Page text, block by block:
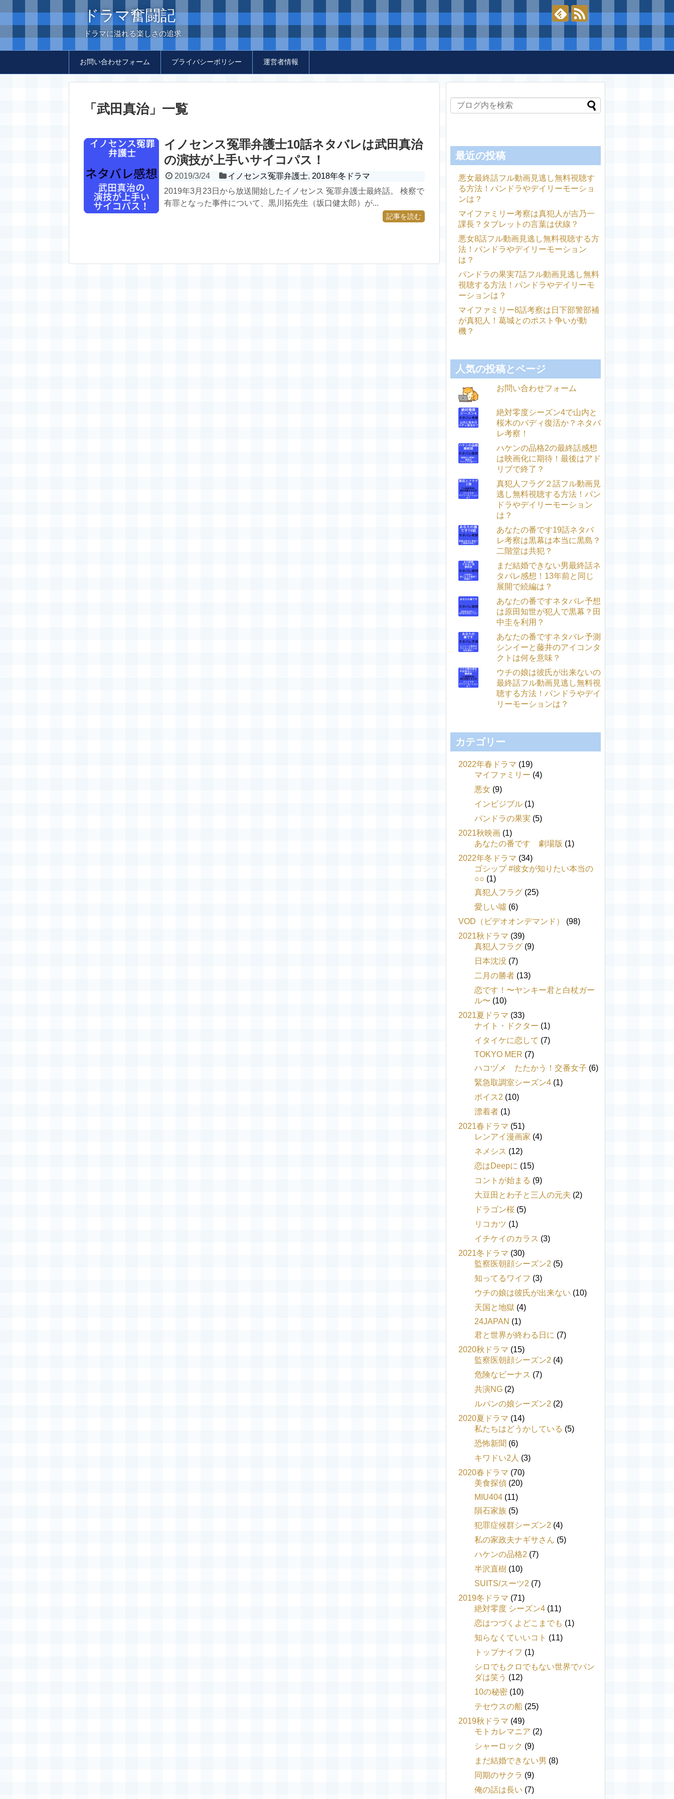
ドラマ奮闘記
ドラマに溢れる楽しさの追求
お問い合わせフォーム プライバシーポリシー 運営者情報
「 武田真治」 一覧
イノセンス冤罪弁護士10話ネタバレは武田真治
の演技が上手いサイコパス！
2019/3/24 イノセンス冤罪弁護士, 2018年冬ドラマ
2019年3月23日から放送開始したイノセンス 冤罪弁護士最終話。 検察で
有罪となった事件について、黒川拓先生（坂口健太郎）が...
記事を読む
最近の投稿
悪女最終話フル動画見逃し無料視聴す
る方法！パンドラやデイリーモーショ
ンは？
マイファミリー考察は真犯人が吉乃一
課長？タブレットの言葉は伏線？
悪女8話フル動画見逃し無料視聴する方
法！パンドラやデイリーモーション
は？
パンドラの果実7話フル動画見逃し無料
視聴する方法！パンドラやデイリーモ
ーションは？
マイファミリー8話考察は日下部警部補
が真犯人！葛城とのポスト争いが動
機？
人気の投稿とページ
お問い合わせフォーム
絶対零度シーズン4で山内と
桜木のバディ復活か？ネタバ
レ考察！
ハケンの品格2の最終話感想
は映画化に期待！最後はアド
リブで終了？
真犯人フラグ２話フル動画見
逃し無料視聴する方法！パン
ドラやデイリーモーション
は？
あなたの番です19話ネタバ
レ考察は黒幕は本当に黒島？
二階堂は共犯？
まだ結婚できない男最終話ネ
タバレ感想！13年前と同じ
展開で続編は？
あなたの番ですネタバレ予想
は原田知世が犯人で黒幕？田
中圭を利用？
あなたの番ですネタバレ予測
シンイーと藤井のアイコンタ
クトは何を意味？
ウチの娘は彼氏が出来ないの
最終話フル動画見逃し無料視
聴する方法！パンドラやデイ
リーモーションは？
カテゴリー
2022年春ドラマ (19)
マイファミリー (4)
悪女 (9)
インビジブル (1)
パンドラの果実 (5)
2021秋映画 (1)
あなたの番です 劇場版 (1)
2022年冬ドラマ (34)
ゴシップ #彼女が知りたい本当の
○○ (1)
真犯人フラグ (25)
愛しい噓 (6)
VOD（ビデオオンデマンド）
(98)
2021秋ドラマ (39)
真犯人フラグ (9)
日本沈没 (7)
二月の勝者 (13)
恋です！〜ヤンキー君と白杖ガー
ル〜 (10)
2021夏ドラマ (33)
ナイト・ドクター (1)
イタイケに恋して (7)
TOKYO MER (7)
ハコヅメ たたかう！交番女子 (6)
緊急取調室シーズン4 (1)
ボイス2 (10)
漂着者 (1)
2021春ドラマ (51)
レンアイ漫画家 (4)
ネメシス (12)
恋はDeepに (15)
コントが始まる (9)
大豆田とわ子と三人の元夫 (2)
ドラゴン桜 (5)
リコカツ (1)
イチケイのカラス (3)
2021冬ドラマ (30)
監察医朝顔シーズン2 (5)
知ってるワイフ (3)
ウチの娘は彼氏が出来ない (10)
天国と地獄 (4)
24JAPAN (1)
君と世界が終わる日に (7)
2020秋ドラマ (15)
監察医朝顔シーズン2 (4)
危険なビーナス (7)
共演NG (2)
ルパンの娘シーズン2 (2)
2020夏ドラマ (14)
私たちはどうかしている (5)
恐怖新聞 (6)
キワドい2人 (3)
2020春ドラマ (70)
美食探偵 (20)
MIU404 (11)
隕石家族 (5)
犯罪症候群シーズン2 (4)
私の家政夫ナギサさん (5)
ハケンの品格2 (7)
半沢直樹 (10)
SUITS/スーツ2 (7)
2019冬ドラマ (71)
絶対零度 シーズン4 (11)
恋はつづくよどこまでも (1)
知らなくていいコト (11)
トップナイフ (1)
シロでもクロでもない世界でパン
ダは笑う (12)
10の秘密 (10)
テセウスの船 (25)
2019秋ドラマ (49)
モトカレマニア (2)
シャーロック (9)
まだ結婚できない男 (8)
同期のサクラ (9)
俺の話は長い (7)